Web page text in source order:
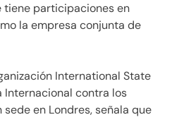
tiene participaciones en
la empresa conjunta de
International State
contra los
en Londres, señala que